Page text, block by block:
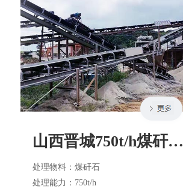
山西晋城750t/h煤矸石破碎生产线
处理物料 ：煤矸石
处理能力 ：750t/h